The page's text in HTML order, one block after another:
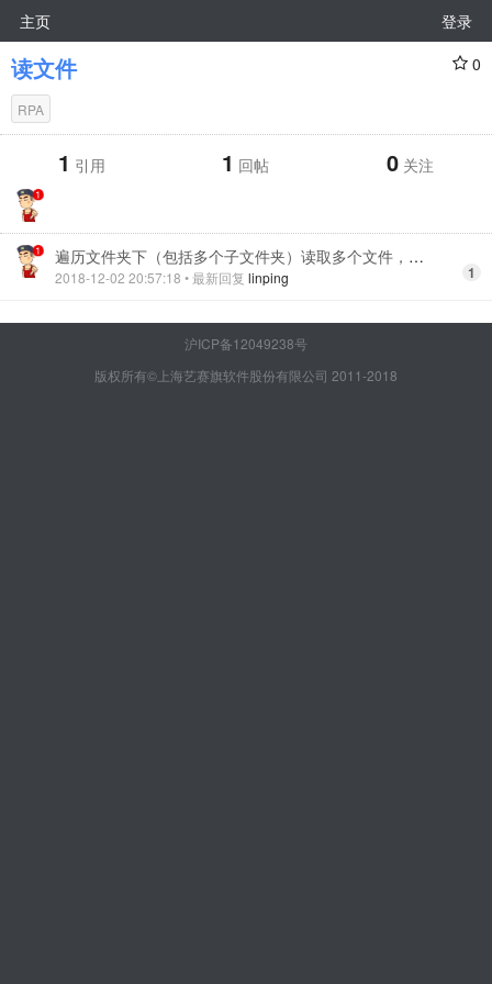
主页 登录
读文件 0
RPA
1 引用 1 回帖 0 关注
遍历文件夹下（包括多个子文件夹）读取多个文件，并合并写到指定位置的 txt 文本中
2018-12-02 20:57:18 • 最新回复 linping 1
沪ICP备12049238号
版权所有©上海艺赛旗软件股份有限公司 2011-2018